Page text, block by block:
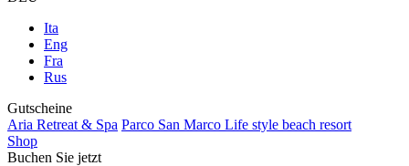
Ita
Eng
Fra
Rus
Gutscheine
Aria Retreat & Spa Parco San Marco Life style beach resort
Shop
Buchen Sie jetzt